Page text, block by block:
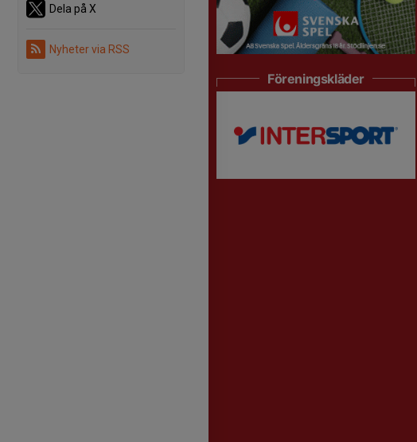
Dela på X
Nyheter via RSS
Föreningskläder